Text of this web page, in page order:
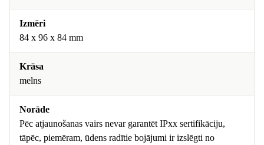
Izmēri
84 x 96 x 84 mm
Krāsa
melns
Norāde
Pēc atjaunošanas vairs nevar garantēt IPxx sertifikāciju,
tāpēc, piemēram, ūdens radītie bojājumi ir izslēgti no